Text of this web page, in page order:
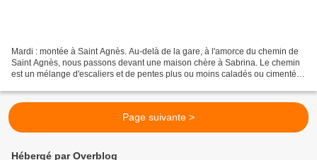
Mardi : montée à Saint Agnès. Au-delà de la gare, à l'amorce du chemin de
Saint Agnès, nous passons devant une maison chère à Sabrina. Le chemin
est un mélange d'escaliers et de pentes plus ou moins caladés ou cimentés,
Page suivante >
Hébergé par Overblog